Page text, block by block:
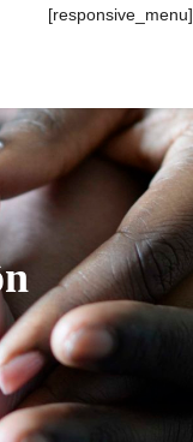
[responsive_menu]